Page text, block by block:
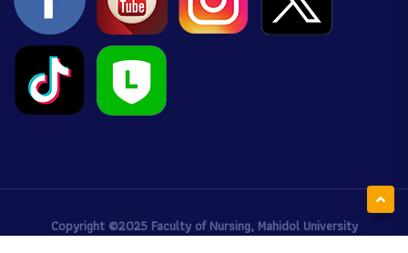
Copyright ©2025 Faculty of Nursing, Mahidol University